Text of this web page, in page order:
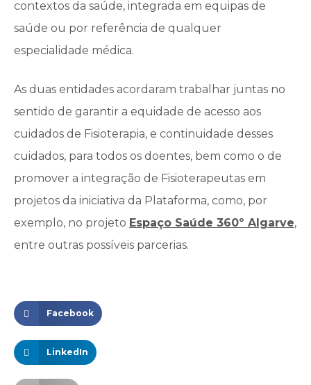
contextos da saúde, integrada em equipas de
saúde ou por referência de qualquer
especialidade médica.
As duas entidades acordaram trabalhar juntas no
sentido de garantir a equidade de acesso aos
cuidados de Fisioterapia, e continuidade desses
cuidados, para todos os doentes, bem como o de
promover a integração de Fisioterapeutas em
projetos da iniciativa da Plataforma, como, por
exemplo, no projeto Espaço Saúde 360º Algarve,
entre outras possíveis parcerias.
Facebook
LinkedIn